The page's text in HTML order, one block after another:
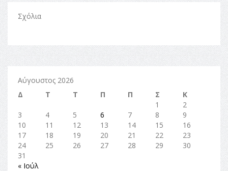
Σχόλια
Αύγουστος 2026
Δ
Τ Τ Π Π Σ
Κ
1
2
3
4 5 6 7 8
9
10
11 12 13 14 15
16
17
18 19 20 21 22
23
24
25 26 27 28 29
30
31
« Ιούλ